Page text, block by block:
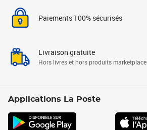
Paiements 100% sécurisés
Livraison gratuite
Hors livres et hors produits marketplace
Applications La Poste